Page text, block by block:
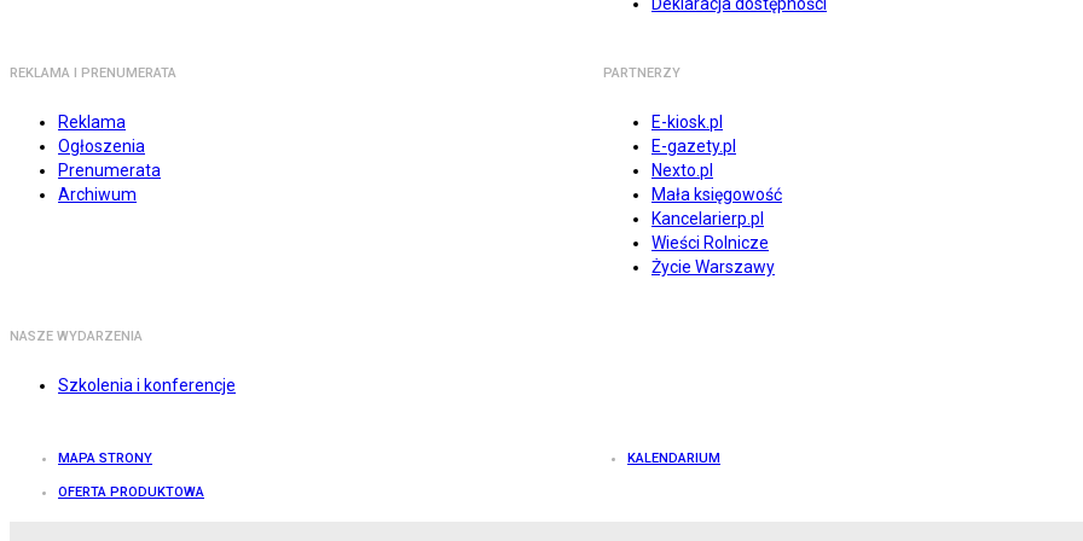
REKLAMA I PRENUMERATA
Reklama
Ogłoszenia
Prenumerata
Archiwum
PARTNERZY
E-kiosk.pl
E-gazety.pl
Nexto.pl
Mała księgowość
Kancelarierp.pl
Wieści Rolnicze
Życie Warszawy
NASZE WYDARZENIA
Szkolenia i konferencje
MAPA STRONY KALENDARIUM
OFERTA PRODUKTOWA